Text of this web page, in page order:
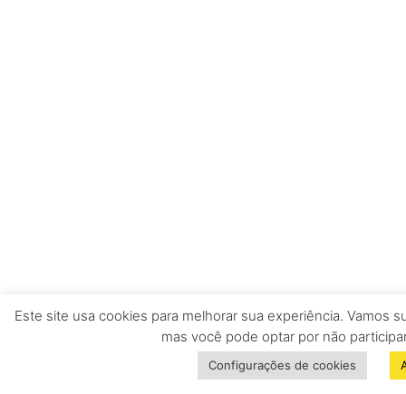
Este site usa cookies para melhorar sua experiência. Vamos
mas você pode optar por não
Configurações de cookies